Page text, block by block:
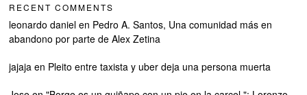
RECENT COMMENTS
leonardo daniel en Pedro A. Santos, Una comunidad más en
abandono por parte de Alex Zetina
jajaja en Pleito entre taxista y uber deja una persona muerta